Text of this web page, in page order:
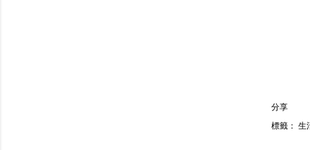
分享
標籤： 生